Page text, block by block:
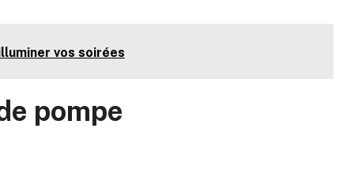
vos soirées
pompe